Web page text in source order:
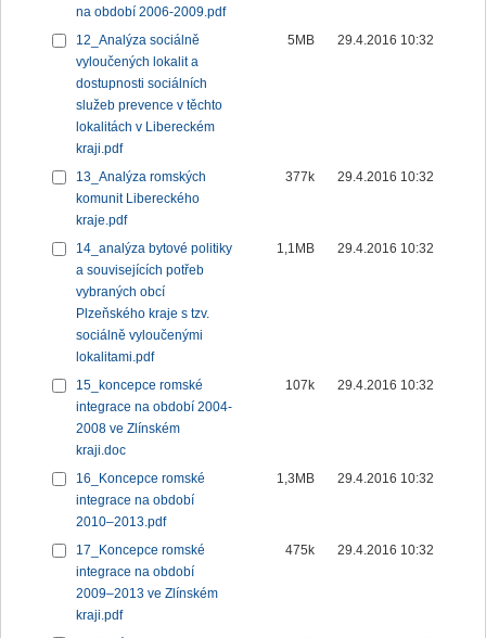
na období 2006-2009.pdf
12_Analýza sociálně
vyloučených lokalit a
dostupnosti sociálních
služeb prevence v těchto
lokalitách v Libereckém
kraji.pdf
5MB 29.4.2016 10:32
13_Analýza romských
komunit Libereckého
kraje.pdf
377k 29.4.2016 10:32
14_analýza bytové politiky
a souvisejících potřeb
vybraných obcí
Plzeňského kraje s tzv.
sociálně vyloučenými
lokalitami.pdf
1,1MB 29.4.2016 10:32
15_koncepce romské
integrace na období 2004-
2008 ve Zlínském
kraji.doc
107k 29.4.2016 10:32
16_Koncepce romské
integrace na období
2010–2013.pdf
1,3MB 29.4.2016 10:32
17_Koncepce romské
integrace na období
2009–2013 ve Zlínském
kraji.pdf
475k 29.4.2016 10:32